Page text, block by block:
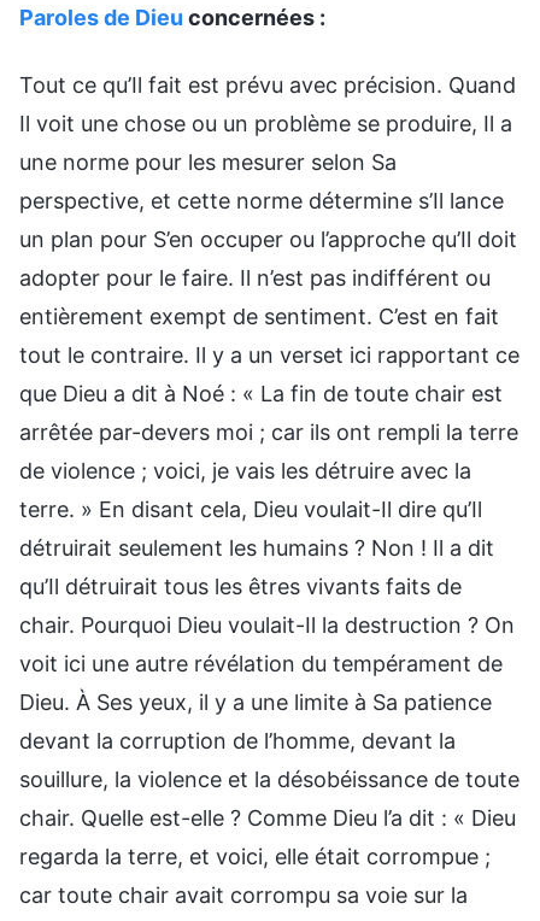
Paroles de Dieu concernées :
Tout ce qu’Il fait est prévu avec précision. Quand
Il voit une chose ou un problème se produire, Il a
une norme pour les mesurer selon Sa
perspective, et cette norme détermine s’Il lance
un plan pour S’en occuper ou l’approche qu’Il doit
adopter pour le faire. Il n’est pas indifférent ou
entièrement exempt de sentiment. C’est en fait
tout le contraire. Il y a un verset ici rapportant ce
que Dieu a dit à Noé : « La fin de toute chair est
arrêtée par-devers moi ; car ils ont rempli la terre
de violence ; voici, je vais les détruire avec la
terre. » En disant cela, Dieu voulait-Il dire qu’Il
détruirait seulement les humains ? Non ! Il a dit
qu’Il détruirait tous les êtres vivants faits de
chair. Pourquoi Dieu voulait-Il la destruction ? On
voit ici une autre révélation du tempérament de
Dieu. À Ses yeux, il y a une limite à Sa patience
devant la corruption de l’homme, devant la
souillure, la violence et la désobéissance de toute
chair. Quelle est-elle ? Comme Dieu l’a dit : « Dieu
regarda la terre, et voici, elle était corrompue ;
car toute chair avait corrompu sa voie sur la